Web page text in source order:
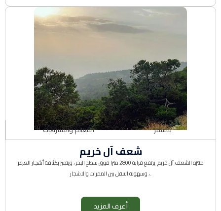
المعالم والمنتزهات بللسمر
شعف آل خريم
منتزه الشعفآل خريم
يرتفع قرابة 2800 مترا فوق سطح البحر ، ويتميز بكثافة أشجار العرعر
،وسهولة التنقل بين الممرات والاشجار.
أعرف المزيد